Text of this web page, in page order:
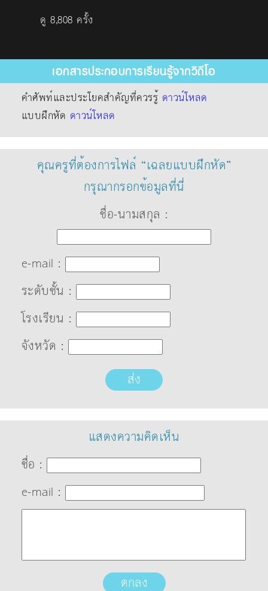
ดู 8,808 ครั้ง
เอกสารประกอบการเรียนรู้จากวิดีโอ
คำศัพท์และประโยคสำคัญที่ควรรู้ ดาวน์โหลด
แบบฝึกหัด ดาวน์โหลด
คุณครูที่ต้องการไฟล์ “เฉลยแบบฝึกหัด”
กรุณากรอกข้อมูลที่นี่
ชื่อ-นามสกุล :
e-mail :
ระดับชั้น :
โรงเรียน :
จังหวัด :
ส่ง
แสดงความคิดเห็น
ชื่อ :
e-mail :